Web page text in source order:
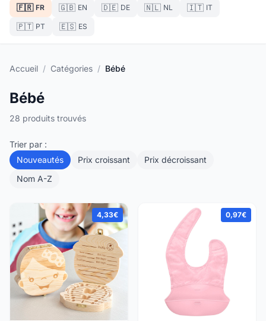
🇫🇷 FR 🇬🇧 EN 🇩🇪 DE 🇳🇱 NL 🇮🇹 IT
🇵🇹 PT 🇪🇸 ES
Accueil / Catégories / Bébé
Bébé
28 produits trouvés
Trier par :
Nouveautés
Prix croissant
Prix décroissant
Nom A-Z
4,33€ 0,97€